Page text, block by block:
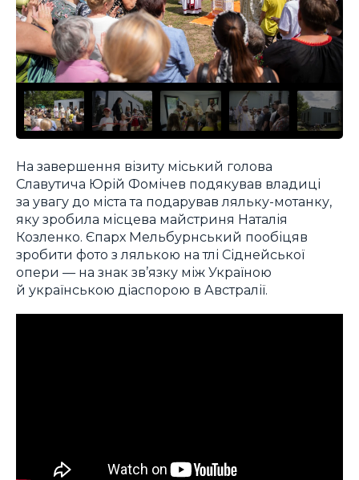
На завершення візиту міський голова
Славутича Юрій Фомічев подякував владиці
за увагу до міста та подарував ляльку-мотанку,
яку зробила місцева майстриня Наталія
Козленко. Єпарх Мельбурнський пообіцяв
зробити фото з лялькою на тлі Сіднейської
опери — на знак зв’язку між Україною
й українською діаспорою в Австралії.